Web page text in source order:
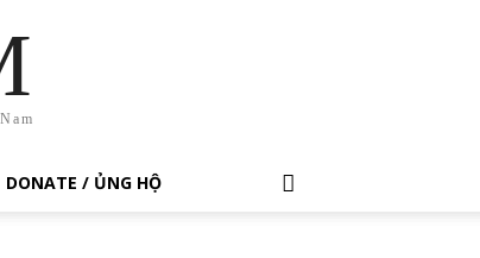
DONATE / ỦNG HỘ